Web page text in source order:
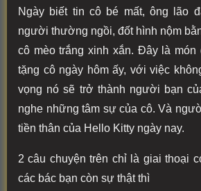
Ngày biết tin cô bé mất, ông lão
người thường ngồi, đốt hình nộm
cô mèo trắng xinh xắn. Đây là món
tặng cô ngày hôm ấy, với việc
vọng nó sẽ trở thành người bạn
nghe những tâm sự của cô. Và
tiền thân của Hello Kitty ngày nay.
2 câu chuyện trên chỉ là giai thoại
các bác bạn còn sự thật thì